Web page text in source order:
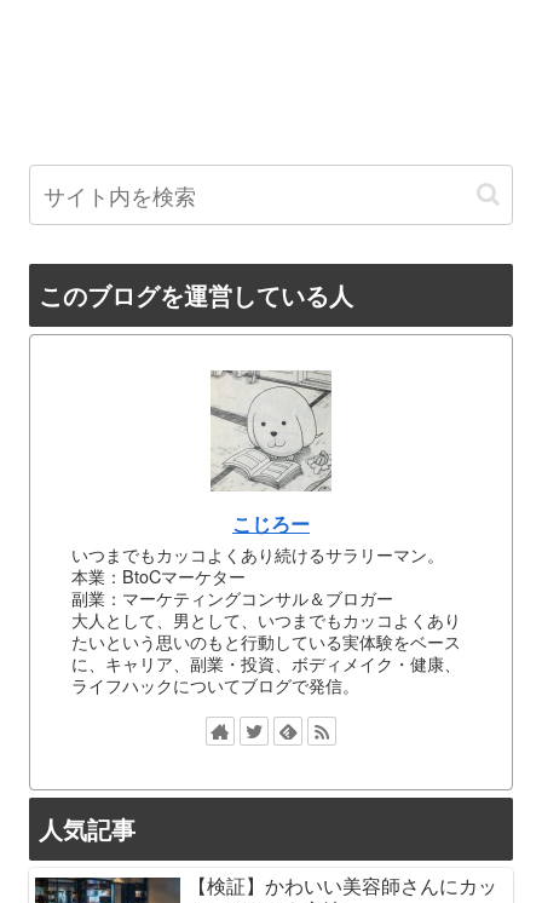
このブログを運営している人
こじろー
いつまでもカッコよくあり続けるサラリーマン。
本業：BtoCマーケター
副業：マーケティングコンサル＆ブロガー
大人として、男として、いつまでもカッコよくあり
たいという思いのもと行動している実体験をベース
に、キャリア、副業・投資、ボディメイク・健康、
ライフハックについてブログで発信。
人気記事
【検証】かわいい美容師さんにカッ